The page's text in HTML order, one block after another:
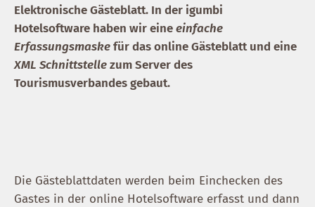
Elektronische Gästeblatt. In der igumbi
Hotelsoftware haben wir eineeinfache
Erfassungsmaskefür das online Gästeblatt und eine
XML Schnittstellezum Server des
Tourismusverbandes gebaut.
Die Gästeblattdaten werden beim Einchecken des
Gastes in der online Hotelsoftware erfasst und dann